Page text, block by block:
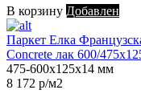
В корзину Добавлен
Паркет Елка
Concrete лак 600/
475-600х125х14 мм
8 172 р/м2